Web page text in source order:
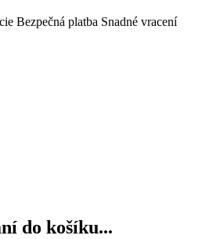
Bezpečná platba Snadné vracení
do košíku...